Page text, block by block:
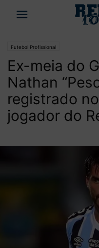
Futebol Profissional
Ex-meia do
Nathan
registrado
jogador do